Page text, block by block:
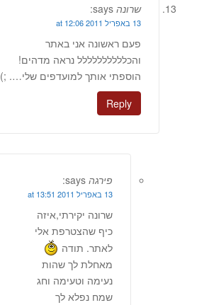
שרונה says:
13 באפריל 2011 at 12:06
פעם ראשונה אני באתר
והכלללללללללל נראה מדהים!
הוספתי אותך למועדפים שלי…. ;)
Reply
פירגה says:
13 באפריל 2011 at 13:51
שרונה יקירתי,איזה
כיף שהצטרפת אלי
לאתר. תודה
מאחלת לך שהות
נעימה וטעימה וחג
שמח נפלא לך